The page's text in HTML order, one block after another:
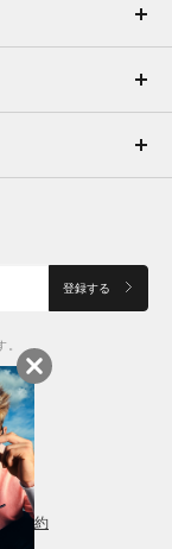
登録する
会員規約